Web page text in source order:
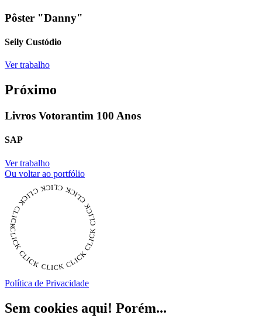
Pôster "Danny"
Seily Custódio
Ver trabalho
Próximo
Livros Votorantim 100 Anos
SAP
Ver trabalho
Ou voltar ao portfólio
CLICK CLICK CLICK CLICK CLICK CLICK CLICK CLICK CLICK CLICK CLICK
Política de Privacidade
Sem cookies aqui! Porém...